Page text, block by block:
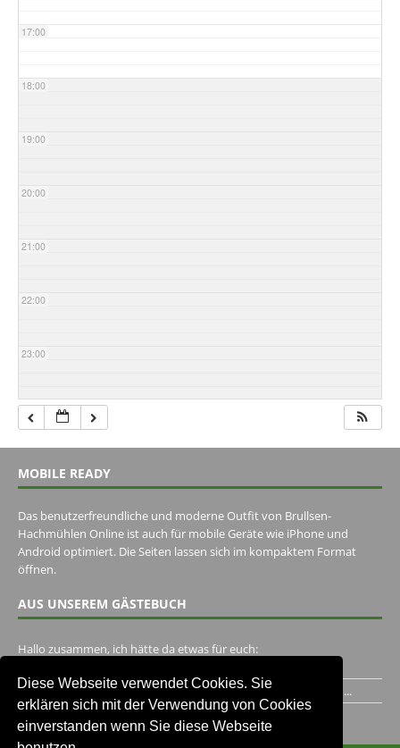
Diese Webseite verwendet Cookies. Sie
erklären sich mit der Verwendung von Cookies
einverstanden wenn Sie diese Webseite
17:00
18:00
19:00
20:00
21:00
22:00
23:00
MOBILE READY
Das benutzerfreundliche und moderne Outfit von Brullsen-
Hachmühlen Online ist auch für mobile Geräte wie iPhone und
Android optimiert. Die Seiten lassen sich im kompaktem Format
öffnen.
AUS UNSEREM GÄSTEBUCH
Hallo zusammen, ich hätte da etwas für euch:
Ich habe ein Jahr im Gasthaus Hugo Pape verbracht..Habe ihn...
Unser Gästebuch besuchen